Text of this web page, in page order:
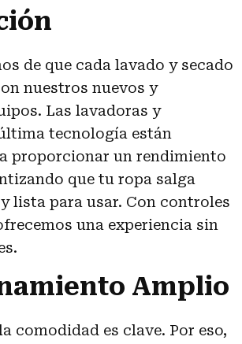
de que cada lavado y secado
nuestros nuevos y
Las lavadoras y
tecnología están
proporcionar un rendimiento
que tu ropa salga
lista para usar. Con controles
una experiencia sin
Amplio
comodidad es clave. Por eso,